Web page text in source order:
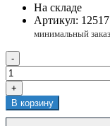
На складе
Артикул: 12517
-
+
В корзину